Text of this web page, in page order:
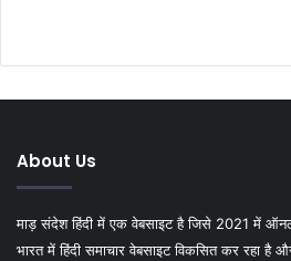
About Us
माड़ संदेश हिंदी में एक वेबसाइट है जिसे 2021 में
भारत में हिंदी समाचार वेबसाइट विकसित कर रहा है